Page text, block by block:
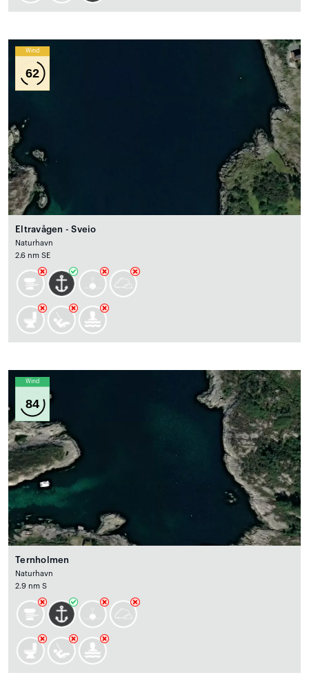
Wind
62
Eltravågen - Sveio
Naturhavn
2.6 nm SE
Wind
84
Ternholmen
Naturhavn
2.9 nm S